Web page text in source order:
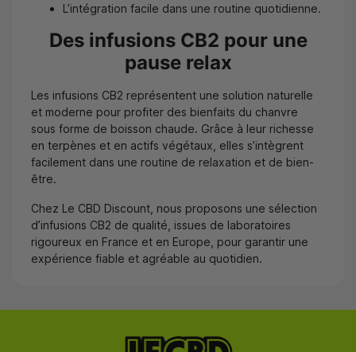
L’intégration facile dans une routine quotidienne.
Des infusions CB2 pour une
pause relax
Les infusions CB2 représentent une solution naturelle
et moderne pour profiter des bienfaits du chanvre
sous forme de boisson chaude. Grâce à leur richesse
en terpènes et en actifs végétaux, elles s’intègrent
facilement dans une routine de relaxation et de bien-
être.
Chez Le CBD Discount, nous proposons une sélection
d’infusions CB2 de qualité, issues de laboratoires
rigoureux en France et en Europe, pour garantir une
expérience fiable et agréable au quotidien.